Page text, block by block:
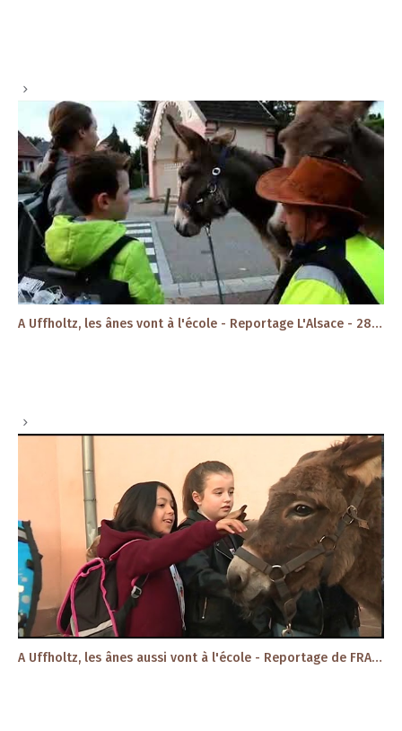
A Uffholtz, les ânes vont à l'école - Reportage L'Alsace - 28/09/2017
A Uffholtz, les ânes aussi vont à l'école - Reportage de FRANCE 3 - 19/10/2017